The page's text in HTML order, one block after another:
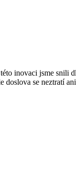
inovaci jsme snili
se neztratí